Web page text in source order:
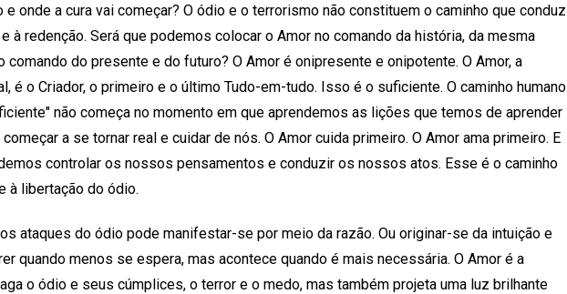
onde a cura vai começar? O ódio e o terrorismo não constituem o caminho que conduz
à redenção. Será que podemos colocar o Amor no comando da história, da mesma
comando do presente e do futuro? O Amor é onipresente e onipotente. O Amor, a
é o Criador, o primeiro e o último Tudo-em-tudo. Isso é o suficiente. O caminho humano
não começa no momento em que aprendemos as lições que temos de aprender
a se tornar real e cuidar de nós. O Amor cuida primeiro. O Amor ama primeiro. E
controlar os nossos pensamentos e conduzir os nossos atos. Esse é o caminho
à libertação do ódio.
ataques do ódio pode manifestar-se por meio da razão. Ou originar-se da intuição e
quando menos se espera, mas acontece quando é mais necessária. O Amor é a
o ódio e seus cúmplices, o terror e o medo, mas também projeta uma luz brilhante